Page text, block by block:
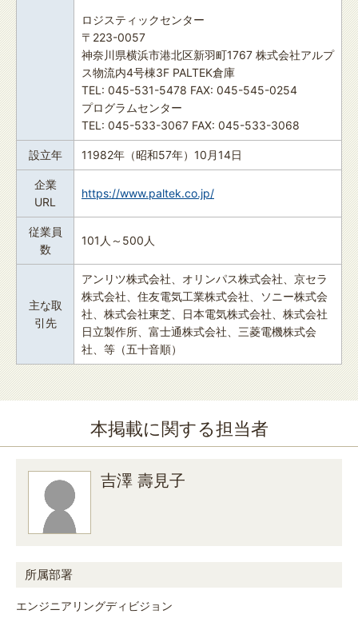
ロジスティックセンター
〒223-0057
神奈川県横浜市港北区新羽町1767 株式会社アルプ
ス物流内4号棟3F PALTEK倉庫
TEL: 045-531-5478 FAX: 045-545-0254
プログラムセンター
TEL: 045-533-3067 FAX: 045-533-3068
設立年 11982年（昭和57年）10月14日
企業
URL
https://www.paltek.co.jp/
従業員
数
101人～500人
主な取
引先
アンリツ株式会社、オリンパス株式会社、京セラ
株式会社、住友電気工業株式会社、ソニー株式会
社、株式会社東芝、日本電気株式会社、株式会社
日立製作所、富士通株式会社、三菱電機株式会
社、等（五十音順）
本掲載に関する担当者
吉澤 壽見子
所属部署
エンジニアリングディビジョン